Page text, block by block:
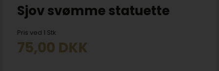
Sjov svømme statuette
Pris ved 1 Stk
75,00 DKK